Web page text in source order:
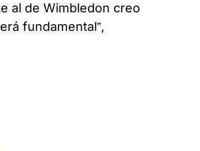
al de Wimbledon creo
fundamental”,